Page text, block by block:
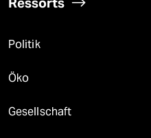
Politik
Öko
Gesellschaft